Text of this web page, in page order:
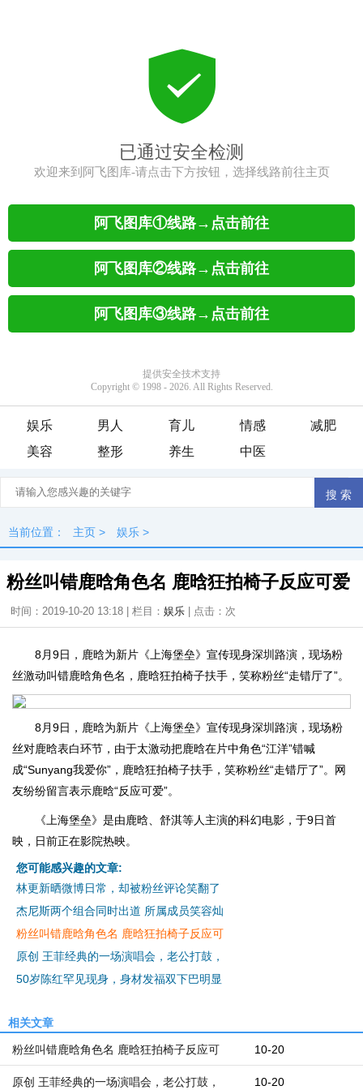
娱乐 男人 育儿 情感
减肥
美容
整形 养生 中医
当前位置： 主页 > 娱乐 >
粉丝叫错鹿晗角色名 鹿晗狂拍椅子反应可爱
时间：2019-10-20 13:18 | 栏目： 娱乐 | 点击： 次
8月9日，鹿晗为新片《上海堡垒》宣传现身深圳路演，现场粉
丝激动叫错鹿晗角色名，鹿晗狂拍椅子扶手，笑称粉丝“走错厅了”。
8月9日，鹿晗为新片《上海堡垒》宣传现身深圳路演，现场粉
丝对鹿晗表白环节，由于太激动把鹿晗在片中角色“江洋”错喊
成“Sunyang我爱你”，鹿晗狂拍椅子扶手，笑称粉丝“走错厅了”。网
友纷纷留言表示鹿晗“反应可爱”。
《上海堡垒》是由鹿晗、舒淇等人主演的科幻电影，于9日首
映，日前正在影院热映。
您可能感兴趣的文章:
林更新晒微博日常，却被粉丝评论笑翻了
杰尼斯两个组合同时出道 所属成员笑容灿
粉丝叫错鹿晗角色名 鹿晗狂拍椅子反应可
原创 王菲经典的一场演唱会，老公打鼓，
50岁陈红罕见现身，身材发福双下巴明显
相关文章
10-20
粉丝叫错鹿晗角色名 鹿晗狂拍椅子反应可
10-20
原创 王菲经典的一场演唱会，老公打鼓，